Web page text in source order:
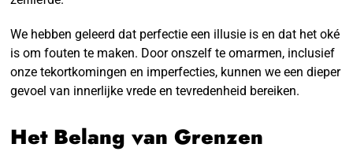
We hebben geleerd dat perfectie een illusie is en dat het oké
is om fouten te maken. Door onszelf te omarmen, inclusief
onze tekortkomingen en imperfecties, kunnen we een dieper
gevoel van innerlijke vrede en tevredenheid bereiken.
Het Belang van Grenzen